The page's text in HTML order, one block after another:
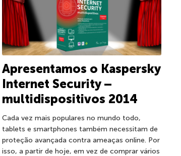
Apresentamos o Kaspersky
Internet Security –
multidispositivos 2014
Cada vez mais populares no mundo todo,
tablets e smartphones também necessitam de
proteção avançada contra ameaças online. Por
isso, a partir de hoje, em vez de comprar vários